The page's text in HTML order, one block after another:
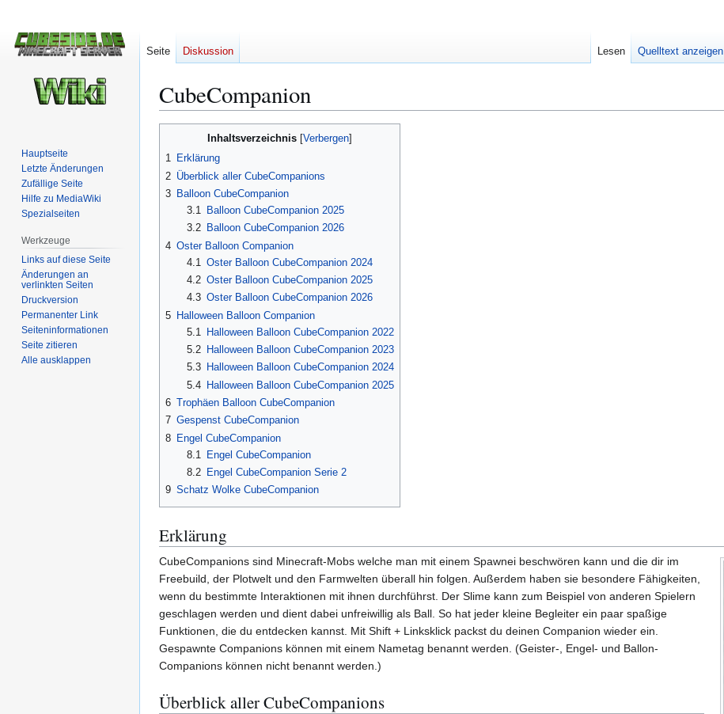
CubeCompanion
springen
springen
Inhaltsverzeichnis
1 Erklärung
2 Überblick aller CubeCompanions
3 Balloon CubeCompanion
3.1
Balloon CubeCompanion 2025
3.2
Balloon CubeCompanion 2026
4 Oster Balloon Companion
4.1
Oster Balloon CubeCompanion 2024
4.2 Oster Balloon CubeCompanion 2025
4.3 Oster Balloon CubeCompanion 2026
5 Halloween Balloon Companion
5.1
Halloween Balloon CubeCompanion 2022
5.2
Halloween Balloon CubeCompanion 2023
5.3
Halloween Balloon CubeCompanion 2024
5.4 Halloween Balloon CubeCompanion 2025
6 Trophäen Balloon CubeCompanion
7 Gespenst CubeCompanion
8 Engel CubeCompanion
8.1
Engel CubeCompanion
8.2
Engel CubeCompanion Serie 2
9 Schatz Wolke CubeCompanion
Erklärung
CubeCompanions sind Minecraft-Mobs welche man mit einem Spawnei beschwören kann und die dir im
Freebuild, der Plotwelt und den Farmwelten überall hin folgen. Außerdem haben sie besondere Fähigkeiten,
wenn du bestimmte Interaktionen mit ihnen durchführst. Der Slime kann zum Beispiel von anderen Spielern
geschlagen werden und dient dabei unfreiwillig als Ball. So hat jeder kleine Begleiter ein paar spaßige
Funktionen, die du entdecken kannst. Mit Shift + Linksklick packst du deinen Companion wieder ein.
Gespawnte Companions können mit einem Nametag benannt werden. (Geister-, Engel- und Ballon-
Companions können nicht benannt werden.)
Überblick aller CubeCompanions
Seite Diskussion Lesen Quelltext anzeigen
Hauptseite
Letzte Änderungen
Zufällige Seite
Hilfe zu MediaWiki
Spezialseiten
Werkzeuge
Links auf diese Seite
Änderungen an
verlinkten Seiten
Druckversion
Permanenter Link
Seiten­­informationen
Seite zitieren
Alle ausklappen